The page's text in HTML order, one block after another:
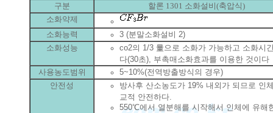
구분
할론 1301 소화설비(축압식)
소화약제
소화능력
3 (분말소화설비 2)
소화성능
co2의 1/3 量으로 소화가 가능하고 소화시
다(30초), 부촉매소화효과를 이용한 것이다
사용농도범위
5~10%(전역방출방식의 경우)
안전성
방사후 산소농도가 19% 내외가 되므로 인
교적 안전하다.
550℃에서 열분해를 시작해서 인체에 유해